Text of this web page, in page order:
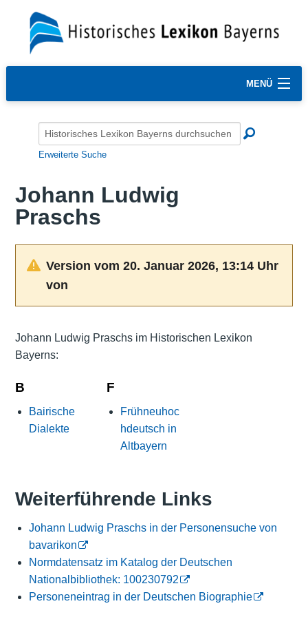
MENÜ
Erweiterte Suche
Johann Ludwig
Praschs
Version vom 20. Januar 2026, 13:14 Uhr
von
Johann Ludwig Praschs im Historischen Lexikon
Bayerns:
B
Bairische
Dialekte
F
Frühneuhoc
hdeutsch in
Altbayern
Weiterführende Links
Johann Ludwig Praschs in der Personensuche von
bavarikon
Normdatensatz im Katalog der Deutschen
Nationalbibliothek: 100230792
Personeneintrag in der Deutschen Biographie